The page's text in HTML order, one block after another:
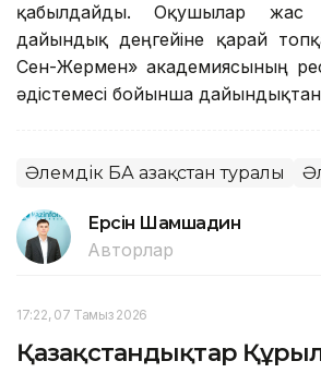
қабылдайды. Оқушылар жас
дайындық деңгейіне қарай
Сен-Жермен» академиясының
әдістемесі бойынша дайындықтан
Әлемдік БАҚ Қазақстан туралы
Ерсiн Шамшадин
Авторлар
17:22, 07 Тамыз 2026
Қазақстандықтар